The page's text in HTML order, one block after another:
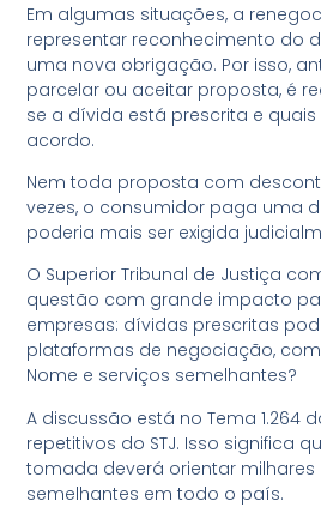
Em algumas situações, a
representar reconhecimento do
uma nova obrigação. Por isso,
parcelar ou aceitar proposta, é
se a dívida está prescrita e
acordo.
Nem toda proposta com
vezes, o consumidor paga uma
poderia mais ser exigida
O Superior Tribunal de Justiça
questão com grande impacto
empresas: dívidas prescritas
plataformas de negociação,
Nome e serviços semelhantes?
A discussão está no Tema 1.264
repetitivos do STJ. Isso significa
tomada deverá orientar milhares
semelhantes em todo o país.